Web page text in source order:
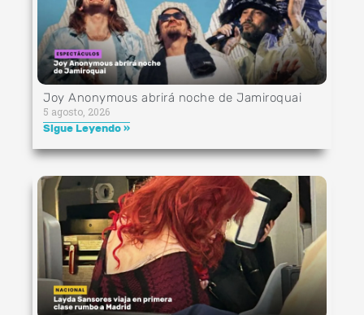
Joy Anonymous abrirá noche de Jamiroquai
5 agosto, 2026
Sigue Leyendo »